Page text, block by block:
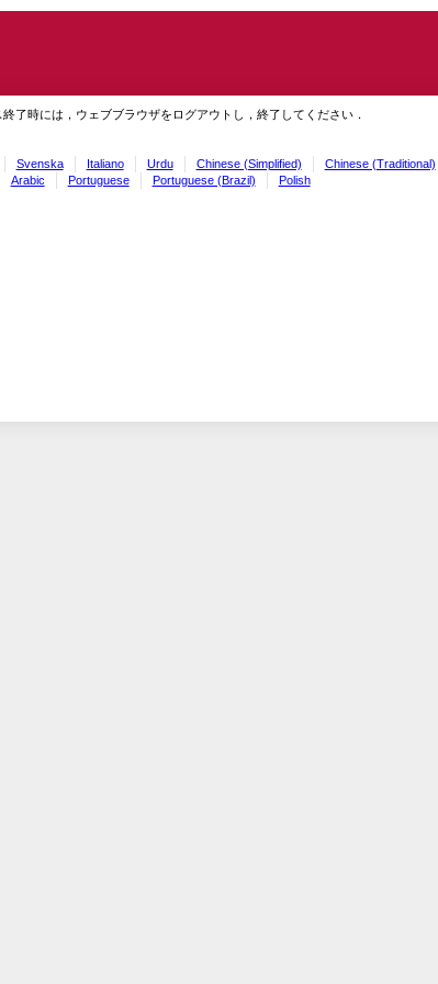
了時には，ウェブブラウザをログアウトし，終了してください．
Svenska Italiano Urdu Chinese (Simplified) Chinese (Traditional)
Arabic Portuguese Portuguese (Brazil) Polish